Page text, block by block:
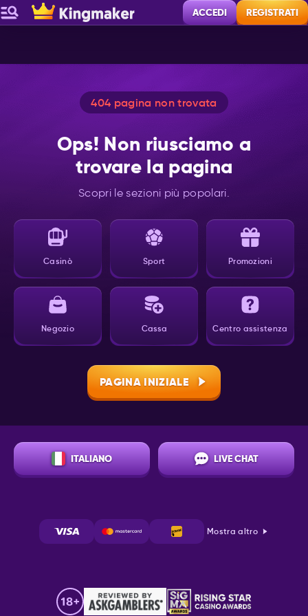
ACCEDI REGISTRATI
404 pagina non trovata
Ops! Non riusciamo a
trovare la pagina
Scopri le sezioni più popolari.
Casinò Sport Promozioni
Negozio Cassa Centro assistenza
PAGINA INIZIALE
ITALIANO LIVE CHAT
Mostra altro